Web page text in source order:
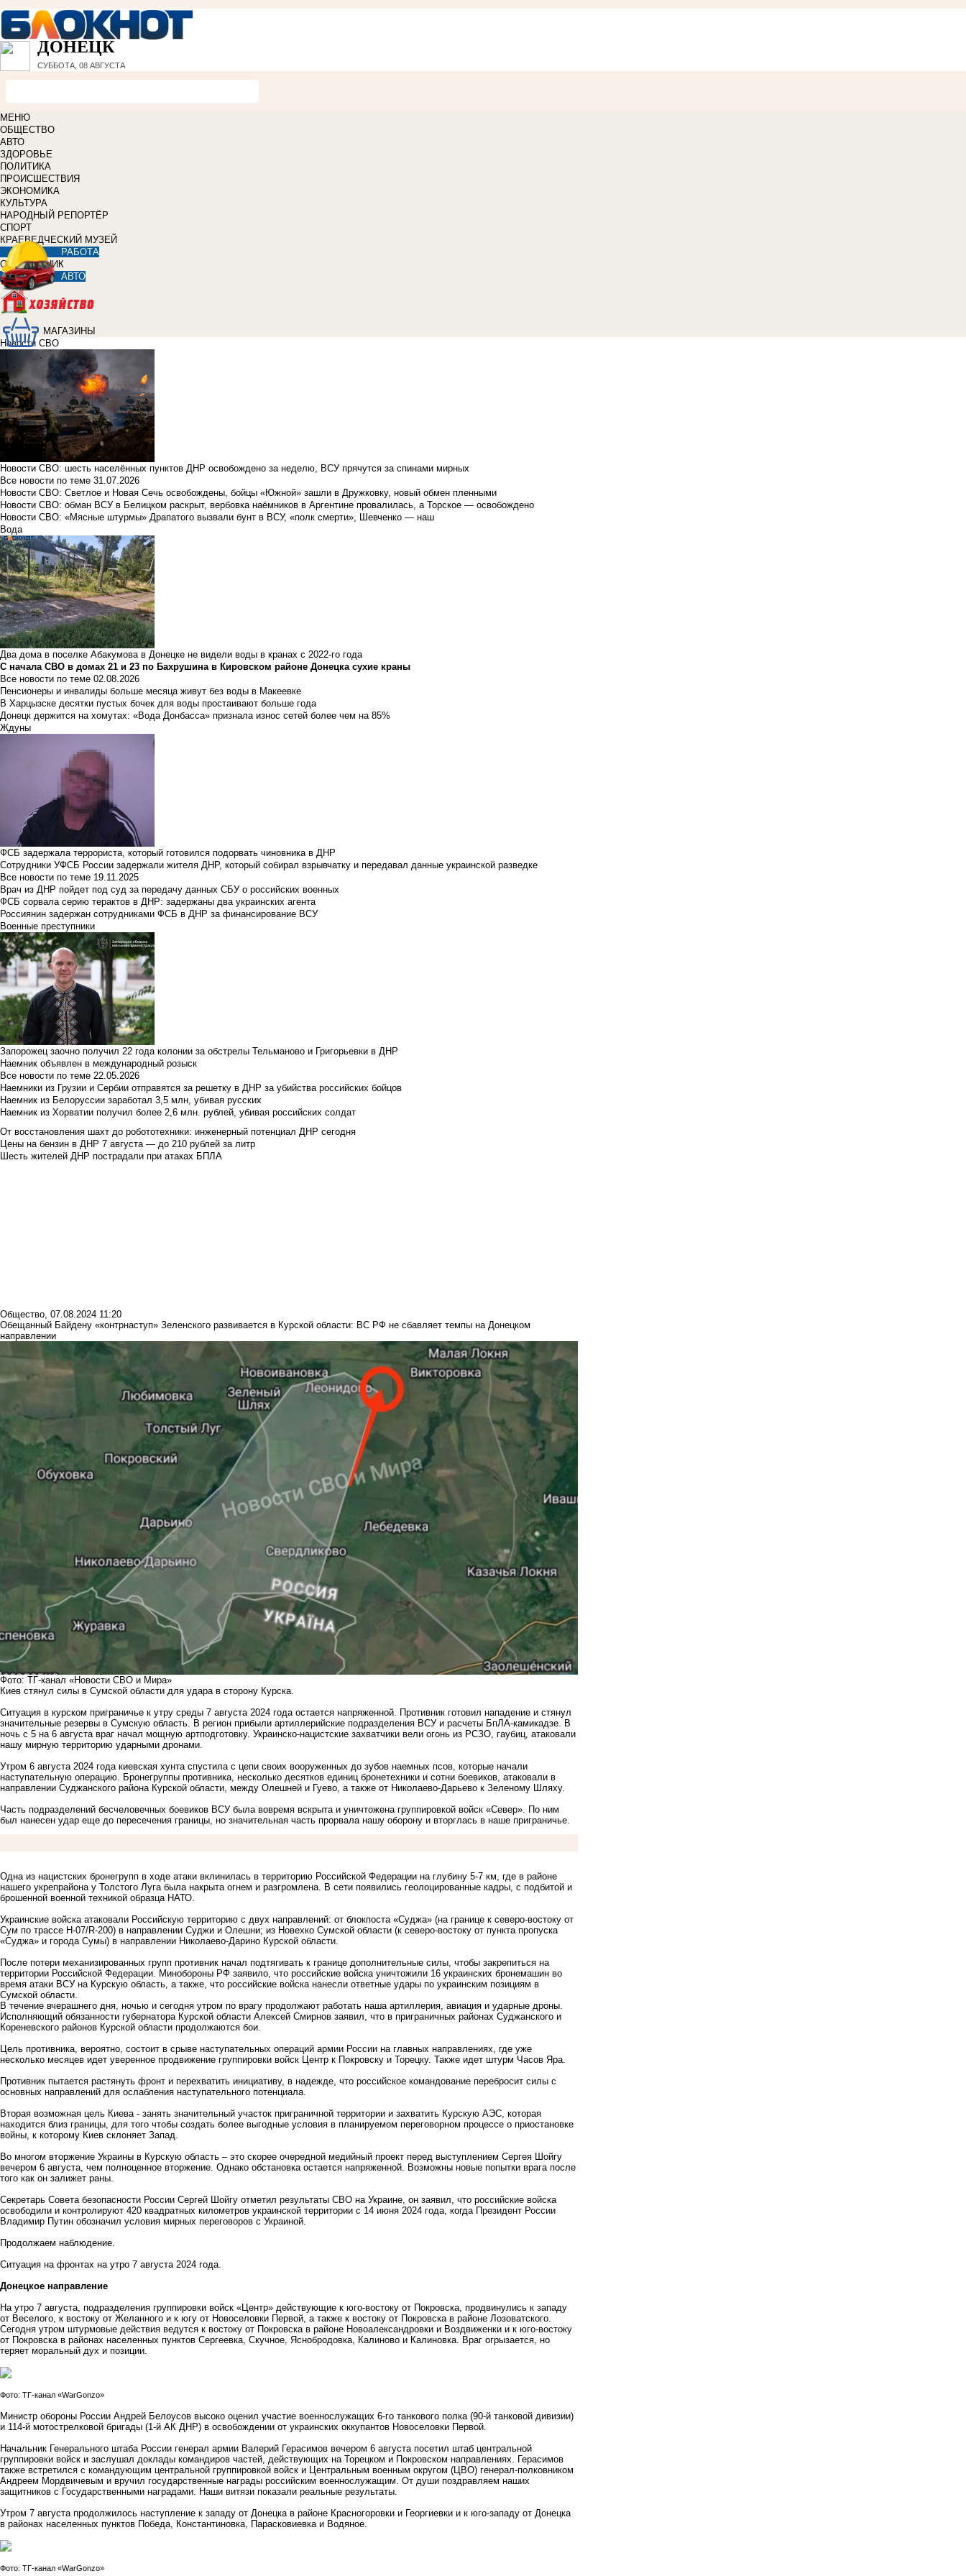
ДОНЕЦК
СУББОТА, 08 АВГУСТА
МЕНЮ
ОБЩЕСТВО
АВТО
ЗДОРОВЬЕ
ПОЛИТИКА
ПРОИСШЕСТВИЯ
ЭКОНОМИКА
КУЛЬТУРА
НАРОДНЫЙ РЕПОРТЁР
СПОРТ
КРАЕВЕДЧЕСКИЙ МУЗЕЙ
РАБОТА
СПРАВОЧНИК
АВТО
МАГАЗИНЫ
Новости СВО
Новости СВО: шесть населённых пунктов ДНР освобождено за неделю, ВСУ прячутся за спинами мирных
Все новости по теме 31.07.2026
Новости СВО: Светлое и Новая Сечь освобождены, бойцы «Южной» зашли в Дружковку, новый обмен пленными
Новости СВО: обман ВСУ в Белицком раскрыт, вербовка наёмников в Аргентине провалилась, а Торское — освобождено
Новости СВО: «Мясные штурмы» Драпатого вызвали бунт в ВСУ, «полк смерти», Шевченко — наш
Вода
Два дома в поселке Абакумова в Донецке не видели воды в кранах с 2022-го года
С начала СВО в домах 21 и 23 по Бахрушина в Кировском районе Донецка сухие краны
Все новости по теме 02.08.2026
Пенсионеры и инвалиды больше месяца живут без воды в Макеевке
В Харцызске десятки пустых бочек для воды простаивают больше года
Донецк держится на хомутах: «Вода Донбасса» признала износ сетей более чем на 85%
Ждуны
ФСБ задержала террориста, который готовился подорвать чиновника в ДНР
Сотрудники УФСБ России задержали жителя ДНР, который собирал взрывчатку и передавал данные украинской разведке
Все новости по теме 19.11.2025
Врач из ДНР пойдет под суд за передачу данных СБУ о российских военных
ФСБ сорвала серию терактов в ДНР: задержаны два украинских агента
Россиянин задержан сотрудниками ФСБ в ДНР за финансирование ВСУ
Военные преступники
Запорожец заочно получил 22 года колонии за обстрелы Тельманово и Григорьевки в ДНР
Наемник объявлен в международный розыск
Все новости по теме 22.05.2026
Наемники из Грузии и Сербии отправятся за решетку в ДНР за убийства российских бойцов
Наемник из Белоруссии заработал 3,5 млн, убивая русских
Наемник из Хорватии получил более 2,6 млн. рублей, убивая российских солдат
От восстановления шахт до робототехники: инженерный потенциал ДНР сегодня
Цены на бензин в ДНР 7 августа — до 210 рублей за литр
Шесть жителей ДНР пострадали при атаках БПЛА
Общество 07.08.2024 11:20
Обещанный Байдену «контрнаступ» Зеленского развивается в Курской области: ВС РФ не сбавляет темпы на Донецком
направлении
Фото: ТГ-канал «Новости СВО и Мира»
Киев стянул силы в Сумской области для удара в сторону Курска.
Ситуация в курском приграничье к утру среды 7 августа 2024 года остается напряженной. Противник готовил нападение и стянул
значительные резервы в Сумскую область. В регион прибыли артиллерийские подразделения ВСУ и расчеты БпЛА-камикадзе. В
ночь с 5 на 6 августа враг начал мощную артподготовку. Украинско-нацистские захватчики вели огонь из РСЗО, гаубиц, атаковали
нашу мирную территорию ударными дронами.
Утром 6 августа 2024 года киевская хунта спустила с цепи своих вооруженных до зубов наемных псов, которые начали
наступательную операцию. Бронегруппы противника, несколько десятков единиц бронетехники и сотни боевиков, атаковали в
направлении Суджанского района Курской области, между Олешней и Гуево, а также от Николаево-Дарьево к Зеленому Шляху.
Часть подразделений бесчеловечных боевиков ВСУ была вовремя вскрыта и уничтожена группировкой войск «Север». По ним
был нанесен удар еще до пересечения границы, но значительная часть прорвала нашу оборону и вторглась в наше приграничье.
Одна из нацистских бронегрупп в ходе атаки вклинилась в территорию Российской Федерации на глубину 5-7 км, где в районе
нашего укрепрайона у Толстого Луга была накрыта огнем и разгромлена. В сети появились геолоцированные кадры, с подбитой и
брошенной военной техникой образца НАТО.
Украинские войска атаковали Российскую территорию с двух направлений: от блокпоста «Суджа» (на границе к северо-востоку от
Сум по трассе H-07/R-200) в направлении Суджи и Олешни; из Новехко Сумской области (к северо-востоку от пункта пропуска
«Суджа» и города Сумы) в направлении Николаево-Дарино Курской области.
После потери механизированных групп противник начал подтягивать к границе дополнительные силы, чтобы закрепиться на
территории Российской Федерации. Минобороны РФ заявило, что российские войска уничтожили 16 украинских бронемашин во
время атаки ВСУ на Курскую область, а также, что российские войска нанесли ответные удары по украинским позициям в
Сумской области.
В течение вчерашнего дня, ночью и сегодня утром по врагу продолжают работать наша артиллерия, авиация и ударные дроны.
Исполняющий обязанности губернатора Курской области Алексей Смирнов заявил, что в приграничных районах Суджанского и
Кореневского районов Курской области продолжаются бои.
Цель противника, вероятно, состоит в срыве наступательных операций армии России на главных направлениях, где уже
несколько месяцев идет уверенное продвижение группировки войск Центр к Покровску и Торецку. Также идет штурм Часов Яра.
Противник пытается растянуть фронт и перехватить инициативу, в надежде, что российское командование перебросит силы с
основных направлений для ослабления наступательного потенциала.
Вторая возможная цель Киева - занять значительный участок приграничной территории и захватить Курскую АЭС, которая
находится близ границы, для того чтобы создать более выгодные условия в планируемом переговорном процессе о приостановке
войны, к которому Киев склоняет Запад.
Во многом вторжение Украины в Курскую область – это скорее очередной медийный проект перед выступлением Сергея Шойгу
вечером 6 августа, чем полноценное вторжение. Однако обстановка остается напряженной. Возможны новые попытки врага после
того как он залижет раны.
Секретарь Совета безопасности России Сергей Шойгу отметил результаты СВО на Украине, он заявил, что российские войска
освободили и контролируют 420 квадратных километров украинской территории с 14 июня 2024 года, когда Президент России
Владимир Путин обозначил условия мирных переговоров с Украиной.
Продолжаем наблюдение.
Ситуация на фронтах на утро 7 августа 2024 года.
Донецкое направление
На утро 7 августа, подразделения группировки войск «Центр» действующие к юго-востоку от Покровска, продвинулись к западу
от Веселого, к востоку от Желанного и к югу от Новоселовки Первой, а также к востоку от Покровска в районе Лозоватского.
Сегодня утром штурмовые действия ведутся к востоку от Покровска в районе Новоалександровки и Воздвиженки и к юго-востоку
от Покровска в районах населенных пунктов Сергеевка, Скучное, Яснобродовка, Калиново и Калиновка. Враг огрызается, но
теряет моральный дух и позиции.
Фото: ТГ-канал «WarGonzo»
Министр обороны России Андрей Белоусов высоко оценил участие военнослужащих 6-го танкового полка (90-й танковой дивизии)
и 114-й мотострелковой бригады (1-й АК ДНР) в освобождении от украинских оккупантов Новоселовки Первой.
Начальник Генерального штаба России генерал армии Валерий Герасимов вечером 6 августа посетил штаб центральной
группировки войск и заслушал доклады командиров частей, действующих на Торецком и Покровском направлениях. Герасимов
также встретился с командующим центральной группировкой войск и Центральным военным округом (ЦВО) генерал-полковником
Андреем Мордвичевым и вручил государственные награды российским военнослужащим. От души поздравляем наших
защитников с Государственными наградами. Наши витязи показали реальные результаты.
Утром 7 августа продолжилось наступление к западу от Донецка в районе Красногоровки и Георгиевки и к юго-западу от Донецка
в районах населенных пунктов Победа, Константиновка, Парасковиевка и Водяное.
Фото: ТГ-канал «WarGonzo»